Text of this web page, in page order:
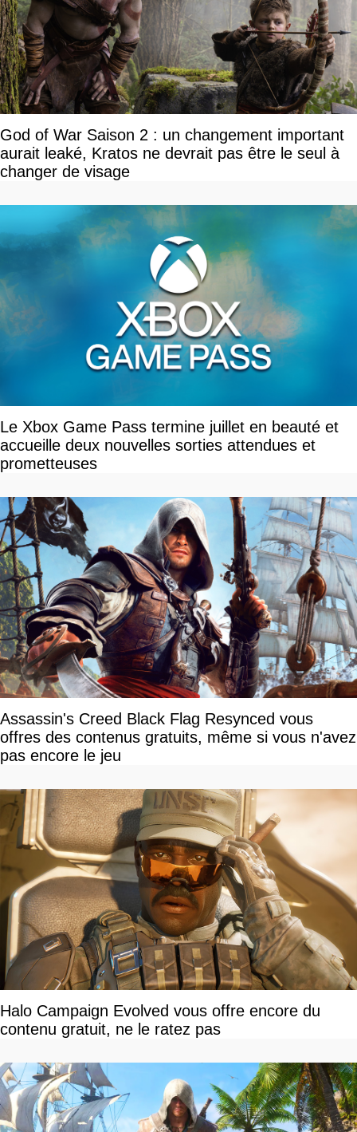
God of War Saison 2 : un changement important
aurait leaké, Kratos ne devrait pas être le seul à
changer de visage
Le Xbox Game Pass termine juillet en beauté et
accueille deux nouvelles sorties attendues et
prometteuses
Assassin's Creed Black Flag Resynced vous
offres des contenus gratuits, même si vous n'avez
pas encore le jeu
Halo Campaign Evolved vous offre encore du
contenu gratuit, ne le ratez pas